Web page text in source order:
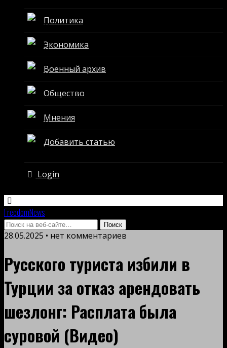
Политика
Экономика
Военный архив
Общество
Мнения
Добавить статью
Login
FreedomNews
28.05.2025 • нет комментариев
Русского туриста избили в
Турции за отказ арендовать
шезлонг: Расплата была
суровой (Видео)